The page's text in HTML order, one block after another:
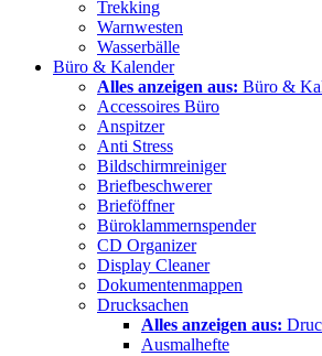
Trekking
Warnwesten
Wasserbälle
Büro & Kalender
Alles anzeigen aus: Büro &
Accessoires Büro
Anspitzer
Anti Stress
Bildschirmreiniger
Briefbeschwerer
Brieföffner
Büroklammernspender
CD Organizer
Display Cleaner
Dokumentenmappen
Drucksachen
Alles anzeigen aus:
Ausmalhefte